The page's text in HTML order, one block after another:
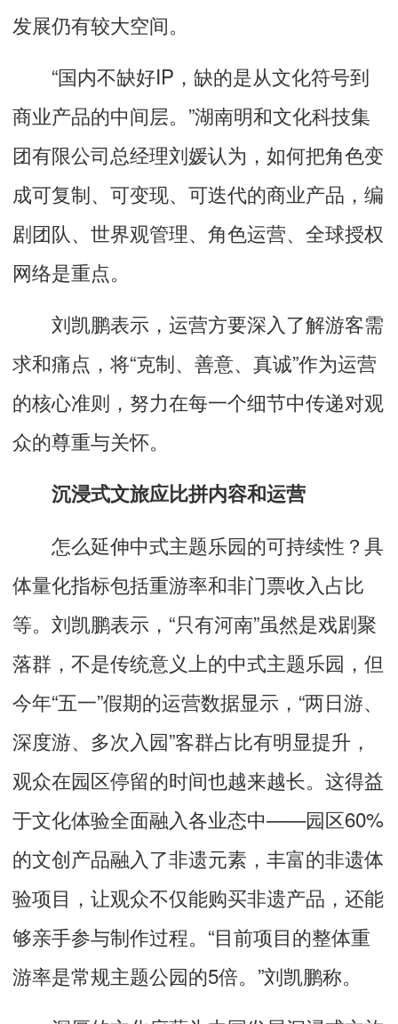
发展仍有较大空间。
“国内不缺好IP，缺的是从文化符号到
商业产品的中间层。”湖南明和文化科技集
团有限公司总经理刘媛认为，如何把角色变
成可复制、可变现、可迭代的商业产品，编
剧团队、世界观管理、角色运营、全球授权
网络是重点。
刘凯鹏表示，运营方要深入了解游客需
求和痛点，将“克制、善意、真诚”作为运营
的核心准则，努力在每一个细节中传递对观
众的尊重与关怀。
沉浸式文旅应比拼内容和运营
怎么延伸中式主题乐园的可持续性？具
体量化指标包括重游率和非门票收入占比
等。刘凯鹏表示，“只有河南”虽然是戏剧聚
落群，不是传统意义上的中式主题乐园，但
今年“五一”假期的运营数据显示，“两日游、
深度游、多次入园”客群占比有明显提升，
观众在园区停留的时间也越来越长。这得益
于文化体验全面融入各业态中——园区60%
的文创产品融入了非遗元素，丰富的非遗体
验项目，让观众不仅能购买非遗产品，还能
够亲手参与制作过程。“目前项目的整体重
游率是常规主题公园的5倍。”刘凯鹏称。